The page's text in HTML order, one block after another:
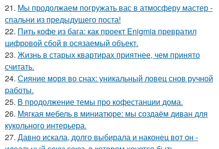
21. Мы продолжаем погружать вас в атмосферу мастер -
спальни из предыдущего поста!
22. Пить кофе из бага: как проект Enigmia превратил
цифровой сбой в осязаемый объект.
23. Жизнь в старых квартирах приятнее, чем принято
считать.
24. Сияние моря во снах: уникальный ловец снов ручной
работы.
25. В продолжение темы про кофестанции дома.
26. Мягкая мебель в миниатюре: мы создаём диван для
кукольного интерьера.
27. Давно искала, долго выбирала и наконец вот он -